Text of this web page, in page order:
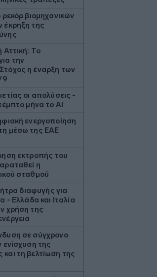
ρεκόρ βιομηχανικών
έκρηξη της
Αττική: Το
την
η έναρξη των
9
οι απολύσεις -
μήνα το ΑΙ
ενεργοποίηση
μέσω της ΕΑΕ
εκτροπής του
η
σταθμού
διαφυγής για
- Ελλάδα και Ιταλία
χρήση της
σε σύγχρονο
ενίσχυση της
τη βελτίωση της